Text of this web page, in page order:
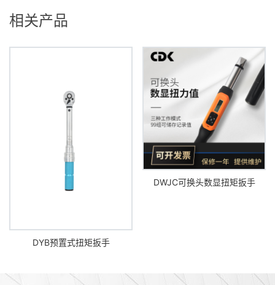
相关产品
DYB预置式扭矩扳手
DWJC可换头数显扭矩扳手